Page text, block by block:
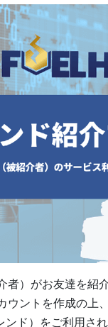
者）がお友達を紹
ントを作成の上
ド）をご利⽤さ